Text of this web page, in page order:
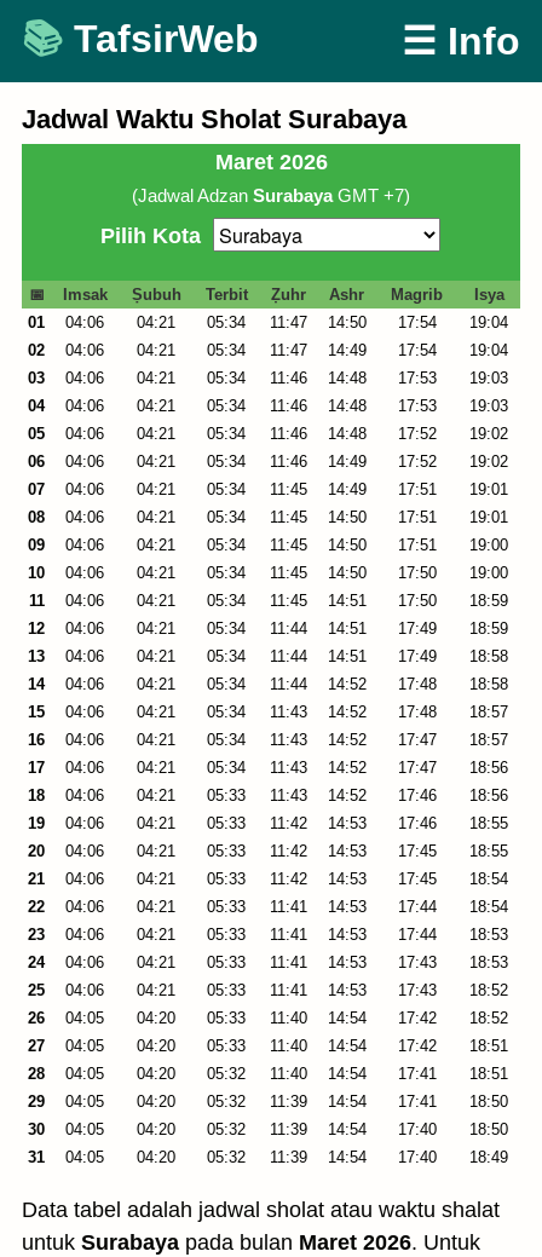
Skip
content
TafsirWeb ☰ Info
Jadwal Waktu Sholat Surabaya
Maret 2026
(Jadwal Adzan SurabayaGMT +7)
Pilih Kota
📅 Imsak Ṣubuh Terbit Ẓuhr Ashr Magrib
Isya
01
04:06 04:21 05:34 11:47 14:50 17:54
19:04
02
04:06 04:21 05:34 11:47 14:49 17:54
19:04
03
04:06 04:21 05:34 11:46 14:48 17:53
19:03
04
04:06 04:21 05:34 11:46 14:48 17:53
19:03
05
04:06 04:21 05:34 11:46 14:48 17:52
19:02
06
04:06 04:21 05:34 11:46 14:49 17:52
19:02
07
04:06 04:21 05:34 11:45 14:49 17:51
19:01
08
04:06 04:21 05:34 11:45 14:50 17:51
19:01
09
04:06 04:21 05:34 11:45 14:50 17:51
19:00
10
04:06 04:21 05:34 11:45 14:50 17:50
19:00
11
04:06 04:21 05:34 11:45 14:51 17:50
18:59
12
04:06 04:21 05:34 11:44 14:51 17:49
18:59
13
04:06 04:21 05:34 11:44 14:51 17:49
18:58
14
04:06 04:21 05:34 11:44 14:52 17:48
18:58
15
04:06 04:21 05:34 11:43 14:52 17:48
18:57
16
04:06 04:21 05:34 11:43 14:52 17:47
18:57
17
04:06 04:21 05:34 11:43 14:52 17:47
18:56
18
04:06 04:21 05:33 11:43 14:52 17:46
18:56
19
04:06 04:21 05:33 11:42 14:53 17:46
18:55
20
04:06 04:21 05:33 11:42 14:53 17:45
18:55
21
04:06 04:21 05:33 11:42 14:53 17:45
18:54
22
04:06 04:21 05:33 11:41 14:53 17:44
18:54
23
04:06 04:21 05:33 11:41 14:53 17:44
18:53
24
04:06 04:21 05:33 11:41 14:53 17:43
18:53
25
04:06 04:21 05:33 11:41 14:53 17:43
18:52
26
04:05 04:20 05:33 11:40 14:54 17:42
18:52
27
04:05 04:20 05:33 11:40 14:54 17:42
18:51
28
04:05 04:20 05:32 11:40 14:54 17:41
18:51
29
04:05 04:20 05:32 11:39 14:54 17:41
18:50
30
04:05 04:20 05:32 11:39 14:54 17:40
18:50
31
04:05 04:20 05:32 11:39 14:54 17:40 18:49
Data tabel adalah jadwal sholat atau waktu shalat
untuk Surabaya pada bulan Maret 2026. Untuk